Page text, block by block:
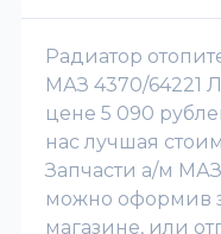
Радиатор
МАЗ 4370/64221
цене 5 090
нас лучшая
Запчасти а/м
можно оформив
магазине, или